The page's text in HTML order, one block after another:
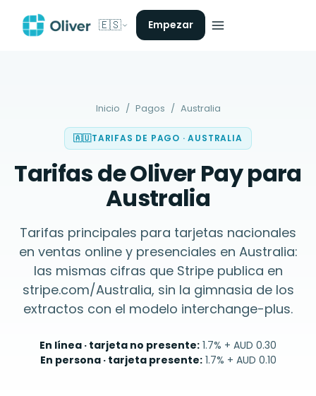
🇪🇸 Empezar
Inicio / Pagos / Australia
🇦🇺TARIFAS DE PAGO ·AUSTRALIA
Tarifas de Oliver Pay para
Australia
Tarifas principales para tarjetas nacionales
en ventas online y presenciales en Australia:
las mismas cifras que Stripe publica en
stripe.com/Australia, sin la gimnasia de los
extractos con el modelo interchange-plus.
En línea · tarjeta no presente: 1.7% + AUD 0.30
En persona · tarjeta presente: 1.7% + AUD 0.10